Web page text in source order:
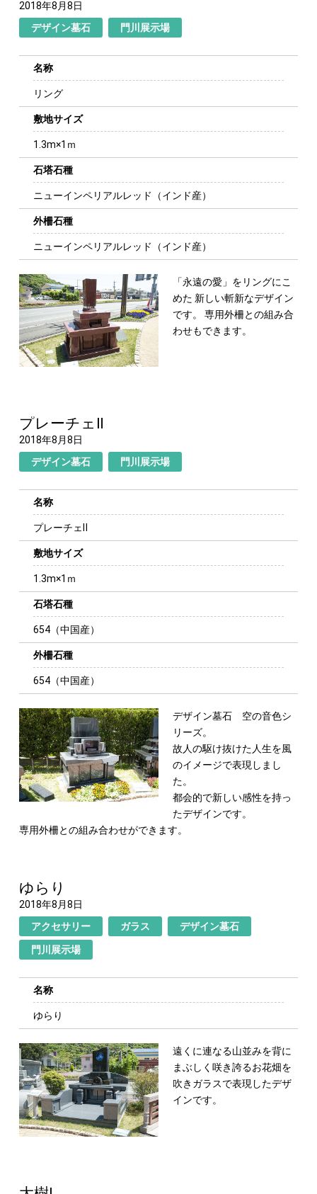
2018年8月8日
デザイン墓石
門川展示場
名称
リング
敷地サイズ
1.3m×1ｍ
石塔石種
ニューインペリアルレッド（インド産）
外柵石種
ニューインペリアルレッド（インド産）
「永遠の愛」をリングにこ
めた 新しい斬新なデザイン
です。
専用外柵との組み合
わせもできます。
プレーチェⅡ
2018年8月8日
デザイン墓石
門川展示場
名称
プレーチェⅡ
敷地サイズ
1.3m×1ｍ
石塔石種
654（中国産）
外柵石種
654（中国産）
デザイン墓石 空の音色シ
リーズ。
故人の駆け抜けた人生を風
のイメージで表現し まし
た。
都会的で新しい感性を持っ
たデザインです。
専用外柵との組み合わせができます。
ゆらり
2018年8月8日
アクセサリー
ガラス デザイン墓石
門川展示場
名称
ゆらり
遠くに連なる山並みを背に
まぶしく咲き誇るお花畑を
吹きガラスで表現したデザ
インです。